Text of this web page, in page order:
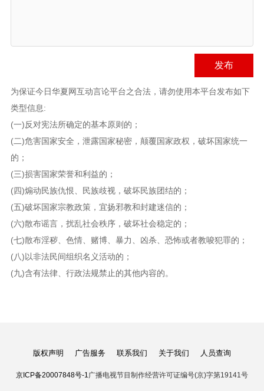
发布
为保证今日华夏网互动言论平台之合法，请勿使用本平台发布如下
类型信息:
(一)反对宪法所确定的基本原则的；
(二)危害国家安全，泄露国家秘密，颠覆国家政权，破坏国家统一
的；
(三)损害国家荣誉和利益的；
(四)煽动民族仇恨、民族歧视，破坏民族团结的；
(五)破坏国家宗教政策，宜扬邪教和封建迷信的；
(六)散布谣言，扰乱社会秩序，破坏社会稳定的；
(七)散布淫秽、色情、赌博、暴力、凶杀、恐怖或者教唆犯罪的；
(八)以非法民间组织名义活动的；
(九)含有法律、行政法规禁止的其他内容的。
版权声明 广告服务 联系我们 关于我们 人员查询
京ICP备20007848号-1 广播电视节目制作经营许可证编号(京)字第19141号